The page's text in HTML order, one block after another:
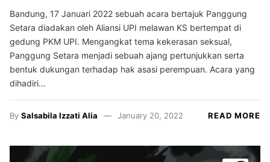
Bandung, 17 Januari 2022 sebuah acara bertajuk Panggung
Setara diadakan oleh Aliansi UPI melawan KS bertempat di
gedung PKM UPI. Mengangkat tema kekerasan seksual,
Panggung Setara menjadi sebuah ajang pertunjukkan serta
bentuk dukungan terhadap hak asasi perempuan. Acara yang
dihadiri…
By Salsabila Izzati Alia January 20, 2022 READ MORE